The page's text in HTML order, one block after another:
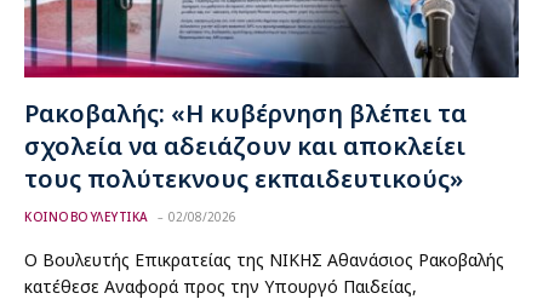
Ρακοβαλής: «Η κυβέρνηση βλέπει τα
σχολεία να αδειάζουν και αποκλείει
τους πολύτεκνους εκπαιδευτικούς»
ΚΟΙΝΟΒΟΥΛΕΥΤΙΚΑ 02/08/2026
Ο Βουλευτής Επικρατείας της ΝΙΚΗΣ Αθανάσιος Ρακοβαλής
κατέθεσε Αναφορά προς την Υπουργό Παιδείας,